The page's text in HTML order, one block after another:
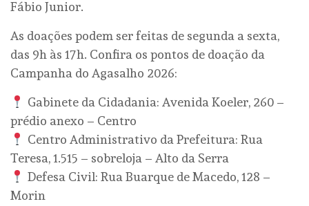
Fábio Junior.
As doações podem ser feitas de segunda a sexta,
das 9h às 17h. Confira os pontos de doação da
Campanha do Agasalho 2026:
Gabinete da Cidadania: Avenida Koeler, 260 –
prédio anexo – Centro
Centro Administrativo da Prefeitura: Rua
Teresa, 1.515 – sobreloja – Alto da Serra
Defesa Civil: Rua Buarque de Macedo, 128 –
Morin